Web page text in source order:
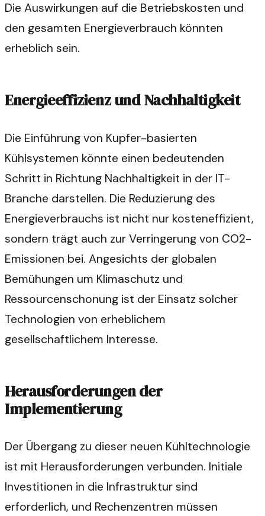
Die Auswirkungen auf die Betriebskosten und
den gesamten Energieverbrauch könnten
erheblich sein.
Energieeffizienz und Nachhaltigkeit
Die Einführung von Kupfer-basierten
Kühlsystemen könnte einen bedeutenden
Schritt in Richtung Nachhaltigkeit in der IT-
Branche darstellen. Die Reduzierung des
Energieverbrauchs ist nicht nur kosteneffizient,
sondern trägt auch zur Verringerung von CO2-
Emissionen bei. Angesichts der globalen
Bemühungen um Klimaschutz und
Ressourcenschonung ist der Einsatz solcher
Technologien von erheblichem
gesellschaftlichem Interesse.
Herausforderungen der
Implementierung
Der Übergang zu dieser neuen Kühltechnologie
ist mit Herausforderungen verbunden. Initiale
Investitionen in die Infrastruktur sind
erforderlich, und Rechenzentren müssen